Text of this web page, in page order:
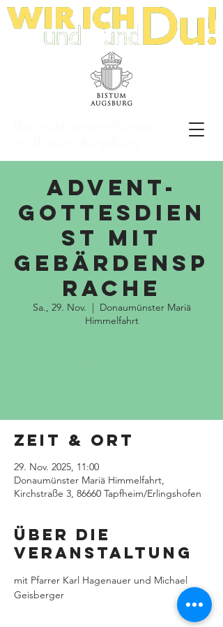
Advent-
Gottesdien
st mit
Gebärdensp
rache
Sa., 29. Nov.
  |
Donaumünster Mariä
Himmelfahrt
Zeit & Ort
29. Nov. 2025, 11:00
Donaumünster Mariä Himmelfahrt,
Kirchstraße 3, 86660 Tapfheim/Erlingshofen
Über die
Veranstaltung
mit Pfarrer Karl Hagenauer und Michael
Geisberger